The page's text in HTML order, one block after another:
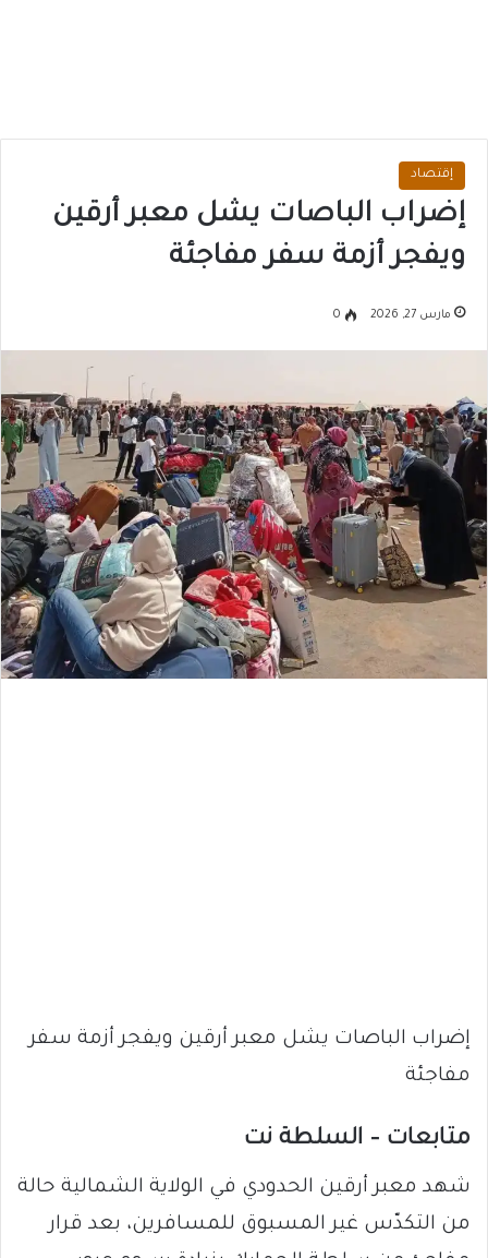
إقتصاد
إضراب الباصات يشل معبر أرقين
ويفجر أزمة سفر مفاجئة
مارس 27, 2026 0
إضراب الباصات يشل معبر أرقين ويفجر أزمة سفر
مفاجئة
متابعات – السلطة نت
شهد معبر أرقين الحدودي في الولاية الشمالية حالة
من التكدّس غير المسبوق للمسافرين، بعد قرار